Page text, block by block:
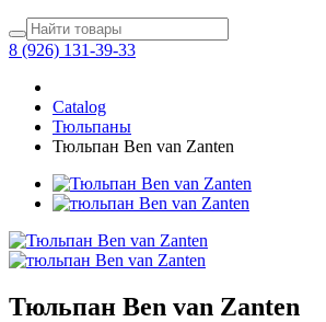
8 (926) 131-39-33
Catalog
Тюльпаны
Тюльпан Ben van Zanten
Тюльпан Ben van Zanten